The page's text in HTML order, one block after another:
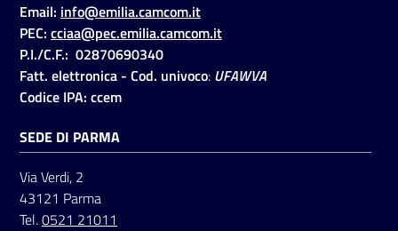
Accedi
Email: info@emilia.camcom.it
PEC: cciaa@pec.emilia.camcom.it
P.I./C.F.: 02870690340
Fatt. elettronica - Cod. univoco: UFAWVA
Codice IPA: ccem
SEDE DI PARMA
Via Verdi, 2
43121 Parma
Tel.0521 21011